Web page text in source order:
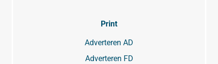
Print
Adverteren AD
Adverteren FD